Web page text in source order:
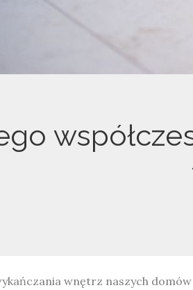
wnętrz naszych